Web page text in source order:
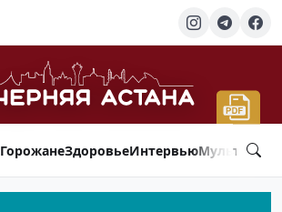
ГорожанеЗдоровьеИнтервью